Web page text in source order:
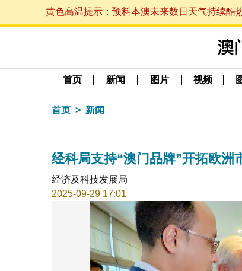
黄色高温提示：预料本澳未来数日天气持续酷
首页 新闻 图片 视频
首页 新闻
经科局支持“澳门品牌”开拓欧洲
经济及科技发展局
2025-09-29 17:01